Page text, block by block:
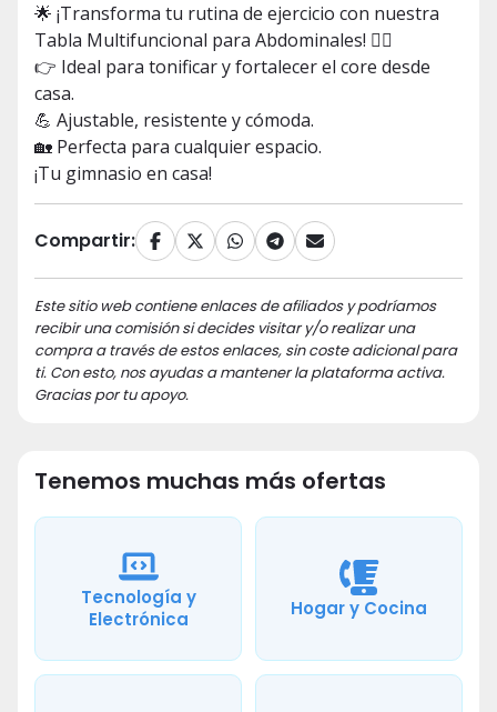
🌟 ¡Transforma tu rutina de ejercicio con nuestra
Tabla Multifuncional para Abdominales! 🏋️‍♂️
👉 Ideal para tonificar y fortalecer el core desde
casa.
💪 Ajustable, resistente y cómoda.
🏡 Perfecta para cualquier espacio.
¡Tu gimnasio en casa!
Compartir:
Este sitio web contiene enlaces de afiliados y podríamos
recibir una comisión si decides visitar y/o realizar una
compra a través de estos enlaces, sin coste adicional para
ti. Con esto, nos ayudas a mantener la plataforma activa.
Gracias por tu apoyo.
Tenemos muchas más ofertas
Tecnología y
Electrónica
Hogar y Cocina